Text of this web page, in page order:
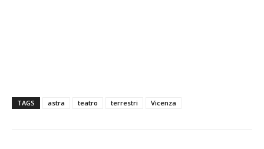
TAGS astra teatro terrestri Vicenza